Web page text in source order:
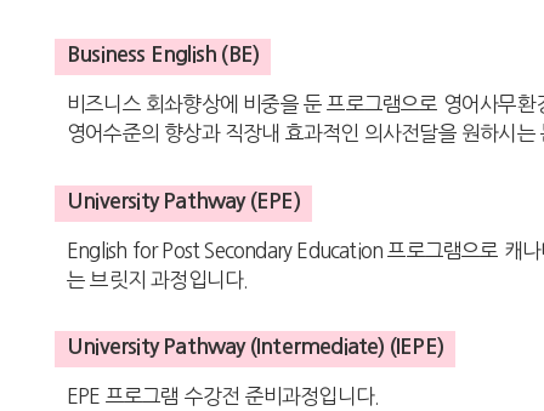
Business English (BE)
비즈니스 회솨향상에 비중을 둔 프로그램으로 영어사무
영어수준의 향상과 직장내 효과적인 의사전달을 원하시
University Pathway (EPE)
English for Post Secondary Education 프로그램으로 캐
는 브릿지 과정입니다.
University Pathway (Intermediate) (IEPE)
EPE 프로그램 수강전 준비과정입니다.